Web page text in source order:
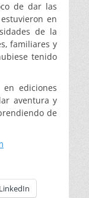
de dar las
en
de la
familiares y
tenido
ediciones
aventura y
de
LinkedIn